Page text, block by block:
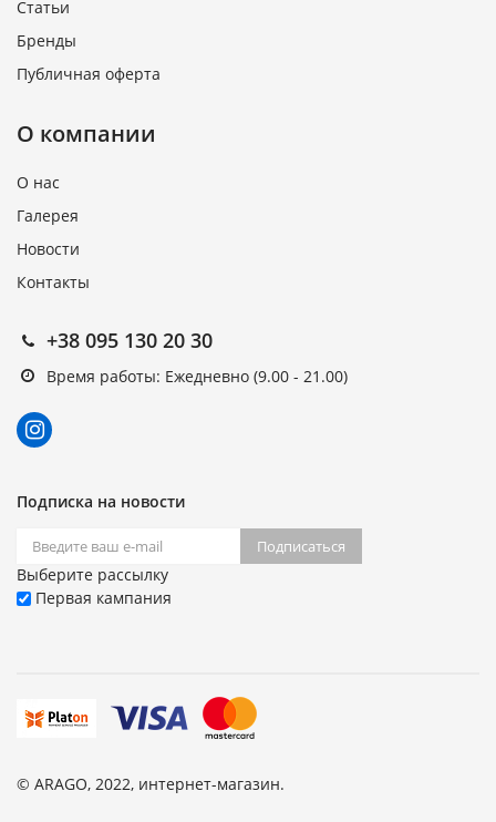
Статьи
Бренды
Публичная оферта
О компании
О нас
Галерея
Новости
Контакты
+38 095 130 20 30
Время работы: Ежедневно (9.00 - 21.00)
Подписка на новости
Подписаться
Выберите рассылку
Первая кампания
© ARAGO, 2022, интернет-магазин.